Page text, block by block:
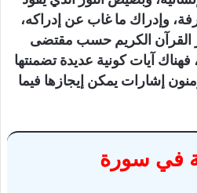
وإدراك ما غاب عن إدراكه،
الكريم حسب مقتضى
فهناك آيات كونية عديدة تضمنتها
إشارات يمكن إيجازها فيما
في سورة